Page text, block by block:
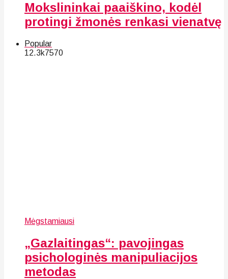
Mokslininkai paaiškino, kodėl
protingi žmonės renkasi vienatvę
Popular
12.3k7570
Mėgstamiausi
„Gazlaitingas“: pavojingas
psichologinės manipuliacijos
metodas